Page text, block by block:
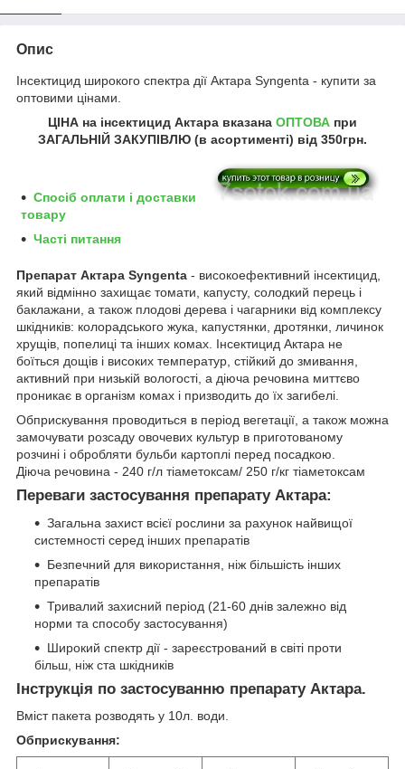
Опис
Інсектицид широкого спектра дії Актара Syngenta - купити за
оптовими цінами.
ЦІНА на інсектицид Актара вказана ОПТОВА при
ЗАГАЛЬНІЙ ЗАКУПІВЛЮ (в асортименті) від 350грн.
Спосіб оплати і доставки
товару
Часті питання
Препарат Актара Syngenta - високоефективний інсектицид,
який відмінно захищає томати, капусту, солодкий перець і
баклажани, a також плодові дерева і чагарники від комплексу
шкідників: колорадського жука, капустянки, дротянки, личинок
хрущів, попелиці та інших комах. Інсектицид Актара не
боїться дощів і високих температур, стійкий до змивання,
активний при низькій вологості, a діюча речовина миттєво
проникає в організм комах і призводить до їх загибелі.
Обприскування проводиться в період вегетації, a також можна
замочувати розсаду овочевих культур в приготованому
розчині і обробляти бульби картоплі перед посадкою.
Діюча речовина - 240 г/л тіаметоксам/ 250 г/кг тіаметоксам
Переваги застосування препарату Актара:
Загальна захист всієї рослини за рахунок найвищої
системності серед інших препаратів
Безпечний для використання, ніж більшість інших
препаратів
Тривалий захисний період (21-60 днів залежно від
норми та способу застосування)
Широкий спектр дії - зареєстрований в світі проти
більш, ніж ста шкідників
Інструкція по застосуванню препарату Актара.
Вміст пакета розводять у 10л. води.
Обприскування: